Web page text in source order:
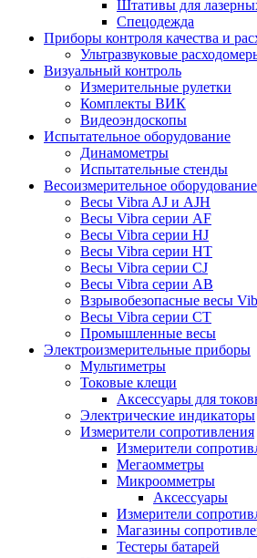
Штативы для
Спецодежда
Приборы контроля качества и
Ультразвуковые
Визуальный контроль
Измерительные рулетки
Комплекты ВИК
Видеоэндоскопы
Испытательное оборудование
Динамометры
Испытательные стенды
Весоизмерительное оборудование
Весы Vibra AJ и AJH
Весы Vibra серии AF
Весы Vibra серии HJ
Весы Vibra серии HT
Весы Vibra серии CJ
Весы Vibra серии AB
Взрывобезопасные весы
Весы Vibra серии CT
Промышленные весы
Электроизмерительные приборы
Мультиметры
Токовые клещи
Аксессуары для
Электрические индикаторы
Измерители сопротивления
Измерители
Мегаомметры
Микроомметры
Аксессуары
Измерители
Магазины
Тестеры батарей